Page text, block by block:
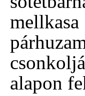
alapon